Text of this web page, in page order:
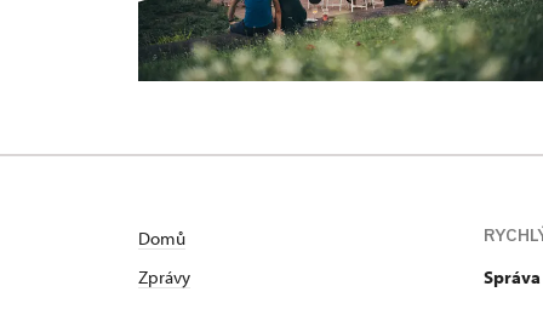
Domů
Zprávy